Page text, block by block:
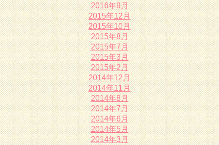
2016年9月
2015年12月
2015年10月
2015年8月
2015年7月
2015年3月
2015年2月
2014年12月
2014年11月
2014年8月
2014年7月
2014年6月
2014年5月
2014年3月